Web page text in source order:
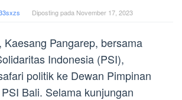
Diposting pada November 17, 2023
Kaesang Pangarep, bersama
Indonesia (PSI),
politik ke Dewan Pimpinan
Bali. Selama kunjungan